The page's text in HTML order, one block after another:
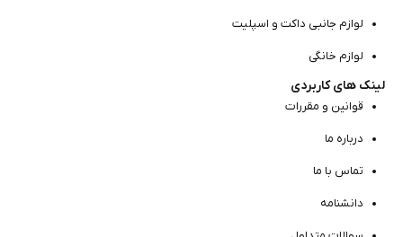
لوازم جانبی داکت و اسپلیت
لوازم خانگی
لینک های کاربردی
قوانین و مقررات
درباره ما
تماس با ما
دانشنامه